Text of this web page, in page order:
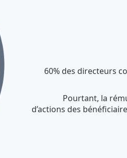
60% des directeurs
Pourtant, la
d’actions des